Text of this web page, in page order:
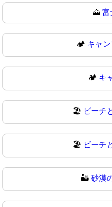
🗻 富
🏕️ キャン
🏕 キ
🏖️ ビーチ
🏖 ビーチ
🏜️ 砂漠